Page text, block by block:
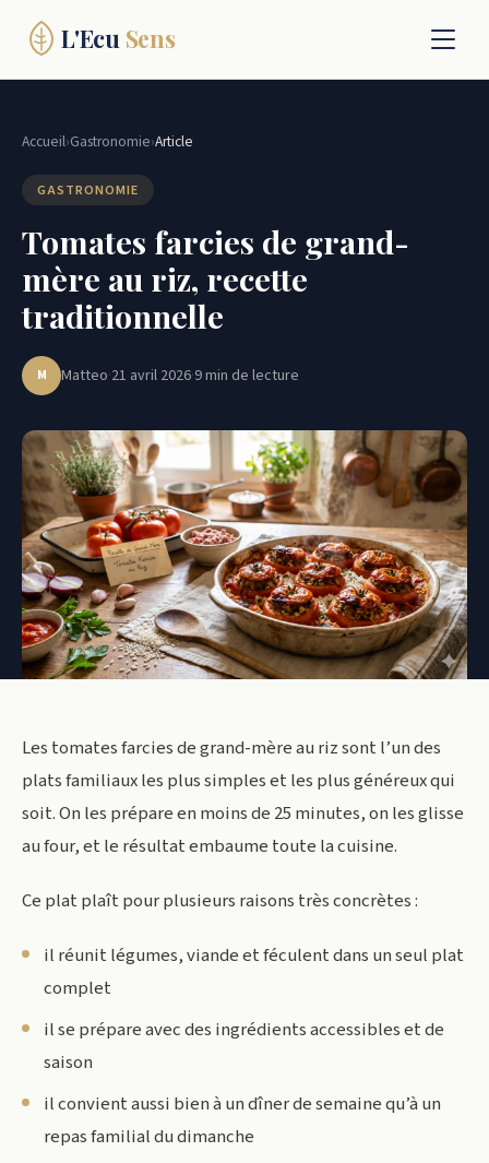
L'Ecu Sens
Gastronomie
Maison
Contact
Accueil›Gastronomie›Article
GASTRONOMIE
Tomates farcies de grand-
mère au riz, recette
traditionnelle
M Matteo·21 avril 2026·9 min de lecture
Les tomates farcies de grand-mère au riz sont l’un des
plats familiaux les plus simples et les plus généreux qui
soit. On les prépare en moins de 25 minutes, on les glisse
au four, et le résultat embaume toute la cuisine.
Ce plat plaît pour plusieurs raisons très concrètes :
il réunit légumes, viande et féculent dans un seul plat
complet
il se prépare avec des ingrédients accessibles et de
saison
il convient aussi bien à un dîner de semaine qu’à un
repas familial du dimanche